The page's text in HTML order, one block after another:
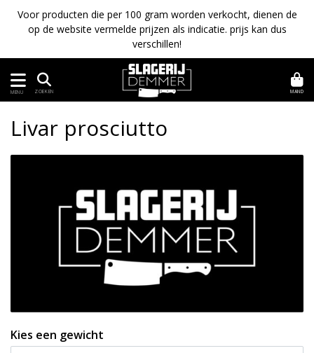
Voor producten die per 100 gram worden verkocht, dienen de
op de website vermelde prijzen als indicatie. prijs kan dus
verschillen!
MENU ZOEKEN MAND
Livar prosciutto
Kies een gewicht